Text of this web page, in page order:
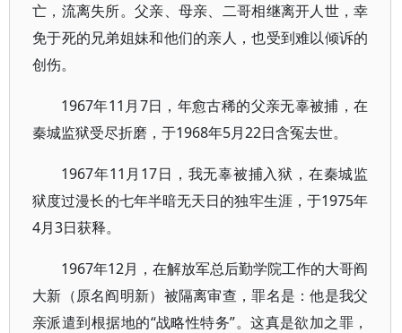
亡，流离失所。父亲、母亲、二哥相继离开人世，幸
免于死的兄弟姐妹和他们的亲人，也受到难以倾诉的
创伤。
1967年11月7日，年愈古稀的父亲无辜被捕，在
秦城监狱受尽折磨，于1968年5月22日含冤去世。
1967年11月17日，我无辜被捕入狱，在秦城监
狱度过漫长的七年半暗无天日的独牢生涯，于1975年
4月3日获释。
1967年12月，在解放军总后勤学院工作的大哥阎
大新（原名阎明新）被隔离审查，罪名是：他是我父
亲派遣到根据地的“战略性特务”。这真是欲加之罪，